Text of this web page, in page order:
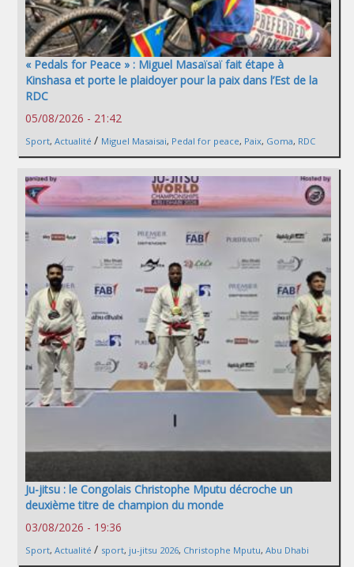
« Pedals for Peace » : Miguel Masaïsaï fait étape à
Kinshasa et porte le plaidoyer pour la paix dans l’Est de la
RDC
05/08/2026 - 21:42
Sport, Actualité / Miguel Masaisai, Pedal for peace, Paix, Goma, RDC
Ju-jitsu : le Congolais Christophe Mputu décroche un
deuxième titre de champion du monde
03/08/2026 - 19:36
Sport, Actualité / sport, ju-jitsu 2026, Christophe Mputu, Abu Dhabi